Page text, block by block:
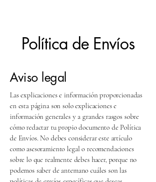
Política de Envíos
Aviso legal
Las explicaciones e información proporcionadas
en esta página son solo explicaciones e
información generales y a grandes rasgos sobre
cómo redactar tu propio documento de Política
de Envíos. No debes considerar este artículo
como asesoramiento legal o recomendaciones
sobre lo que realmente debes hacer, porque no
podemos saber de antemano cuáles son las